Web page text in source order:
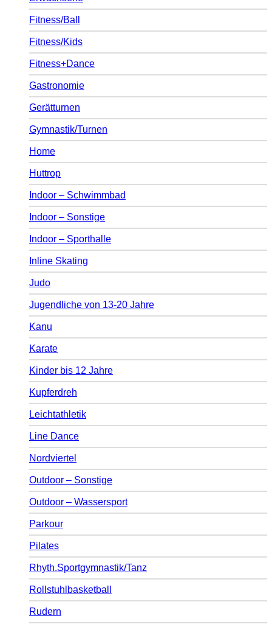
Fitness/Ball
Fitness/Kids
Fitness+Dance
Gastronomie
Gerätturnen
Gymnastik/Turnen
Home
Huttrop
Indoor – Schwimmbad
Indoor – Sonstige
Indoor – Sporthalle
Inline Skating
Judo
Jugendliche von 13-20 Jahre
Kanu
Karate
Kinder bis 12 Jahre
Kupferdreh
Leichtathletik
Line Dance
Nordviertel
Outdoor – Sonstige
Outdoor – Wassersport
Parkour
Pilates
Rhyth.Sportgymnastik/Tanz
Rollstuhlbasketball
Rudern